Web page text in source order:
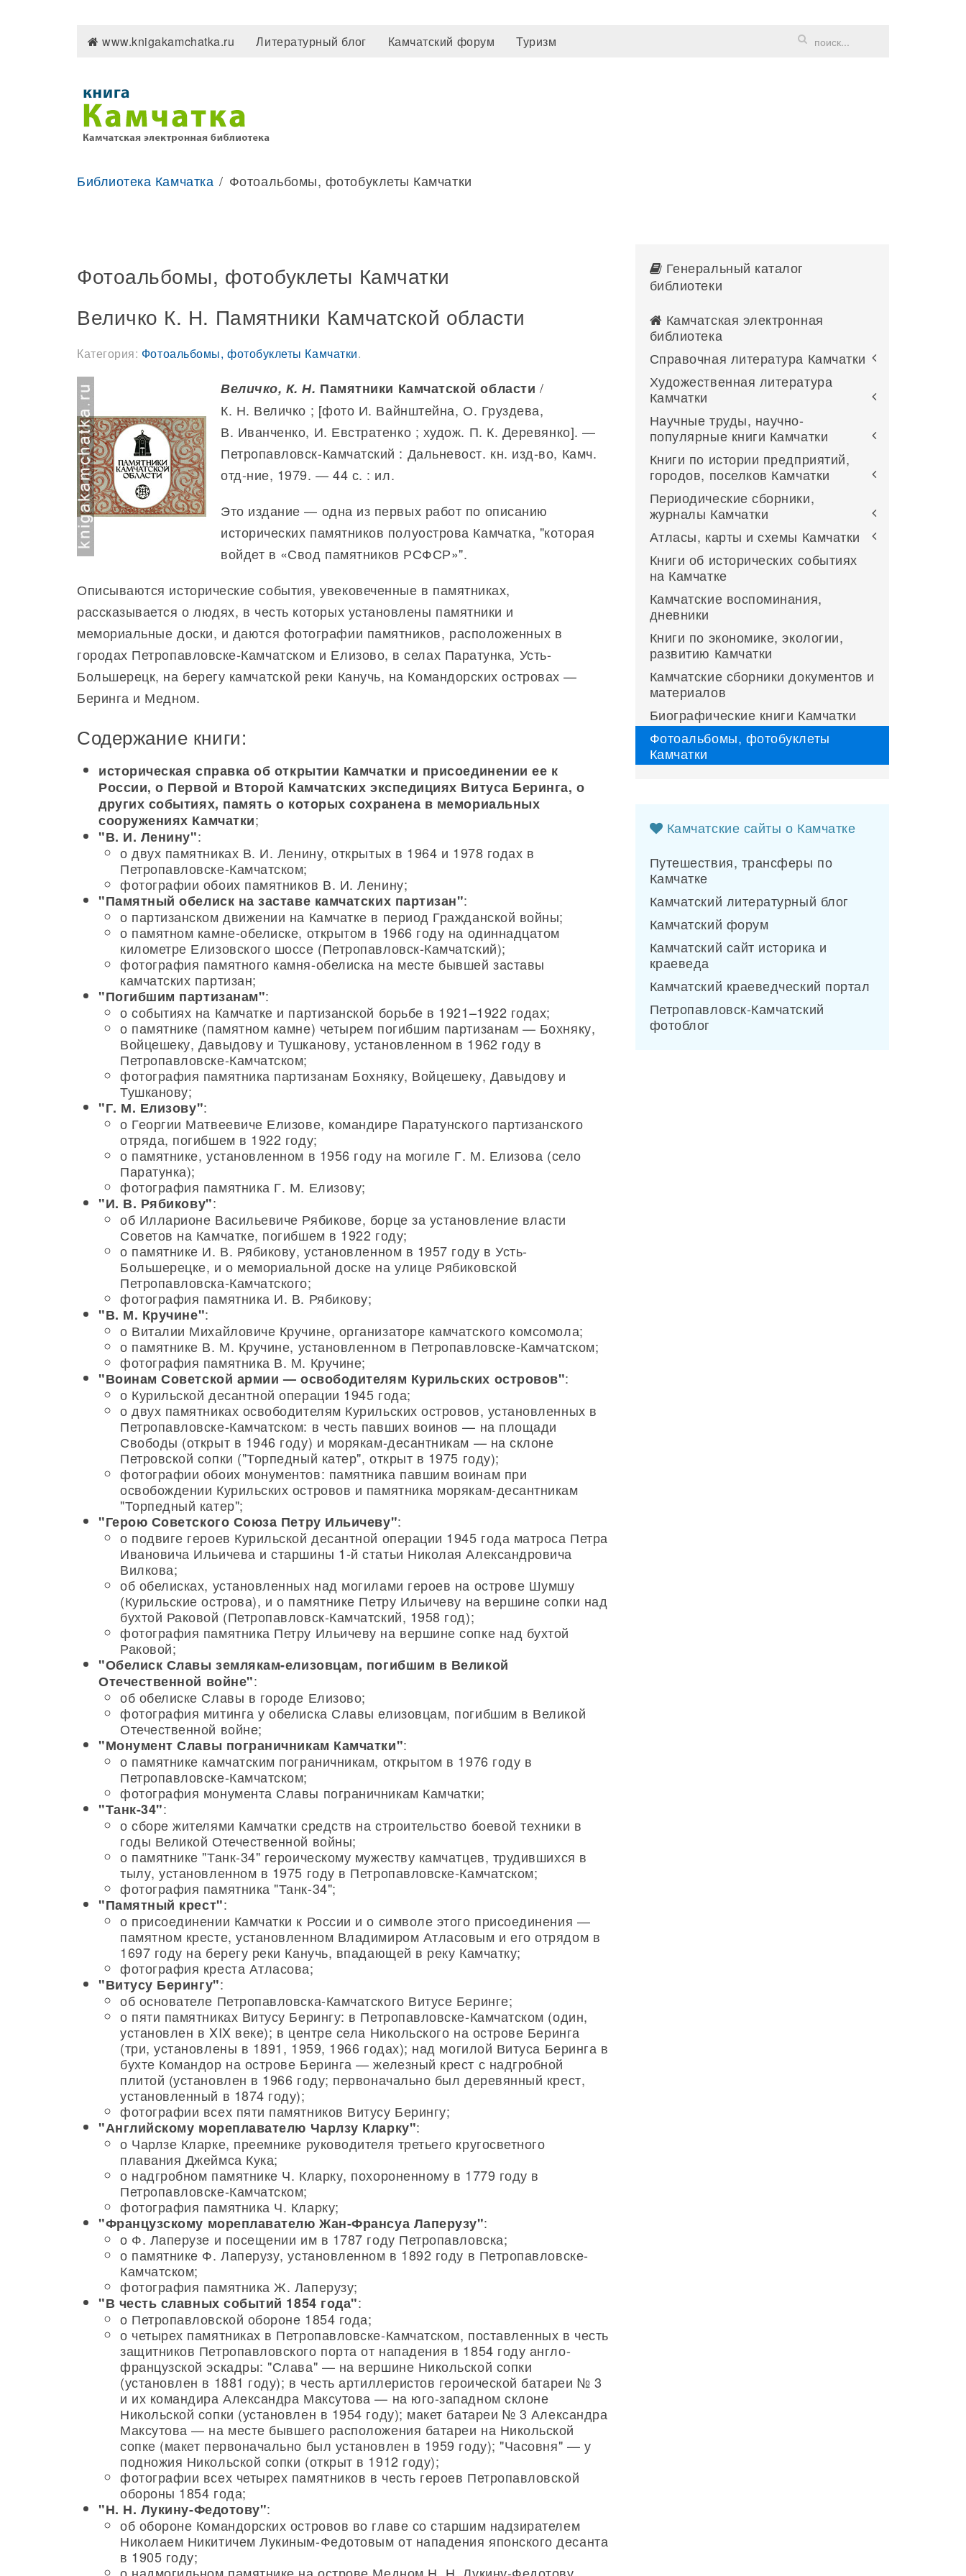
www.knigakamchatka.ru Литературный блог Камчатский форум Туризм
Библиотека Камчатка Фотоальбомы, фотобуклеты Камчатки
Фотоальбомы, фотобуклеты Камчатки
Величко К. Н. Памятники Камчатской области
Категория: Фотоальбомы, фотобуклеты Камчатки.
Величко, К. Н. Памятники Камчатской области /
К. Н. Величко ; [фото И. Вайнштейна, О. Груздева,
В. Иванченко, И. Евстратенко ; худож. П. К. Деревянко]. —
Петропавловск-Камчатский : Дальневост. кн. изд-во, Камч.
отд-ние, 1979. — 44 с. : ил.
Это издание — одна из первых работ по описанию
исторических памятников полуострова Камчатка, "которая
войдет в «Свод памятников РСФСР»".
Описываются исторические события, увековеченные в памятниках,
рассказывается о людях, в честь которых установлены памятники и
мемориальные доски, и даются фотографии памятников, расположенных в
городах Петропавловске-Камчатском и Елизово, в селах Паратунка, Усть-
Большерецк, на берегу камчатской реки Канучь, на Командорских островах —
Беринга и Медном.
Содержание книги:
историческая справка об открытии Камчатки и присоединении ее к
России, о Первой и Второй Камчатских экспедициях Витуса Беринга, о
других событиях, память о которых сохранена в мемориальных
сооружениях Камчатки;
"В. И. Ленину":
о двух памятниках В. И. Ленину, открытых в 1964 и 1978 годах в
Петропавловске-Камчатском;
фотографии обоих памятников В. И. Ленину;
"Памятный обелиск на заставе камчатских партизан":
о партизанском движении на Камчатке в период Гражданской войны;
о памятном камне-обелиске, открытом в 1966 году на одиннадцатом
километре Елизовского шоссе (Петропавловск-Камчатский);
фотография памятного камня-обелиска на месте бывшей заставы
камчатских партизан;
"Погибшим партизанам":
о событиях на Камчатке и партизанской борьбе в 1921–1922 годах;
о памятнике (памятном камне) четырем погибшим партизанам — Бохняку,
Войцешеку, Давыдову и Тушканову, установленном в 1962 году в
Петропавловске-Камчатском;
фотография памятника партизанам Бохняку, Войцешеку, Давыдову и
Тушканову;
"Г. М. Елизову":
о Георгии Матвеевиче Елизове, командире Паратунского партизанского
отряда, погибшем в 1922 году;
о памятнике, установленном в 1956 году на могиле Г. М. Елизова (село
Паратунка);
фотография памятника Г. М. Елизову;
"И. В. Рябикову":
об Илларионе Васильевиче Рябикове, борце за установление власти
Советов на Камчатке, погибшем в 1922 году;
о памятнике И. В. Рябикову, установленном в 1957 году в Усть-
Большерецке, и о мемориальной доске на улице Рябиковской
Петропавловска-Камчатского;
фотография памятника И. В. Рябикову;
"В. М. Кручине":
о Виталии Михайловиче Кручине, организаторе камчатского комсомола;
о памятнике В. М. Кручине, установленном в Петропавловске-Камчатском;
фотография памятника В. М. Кручине;
"Воинам Советской армии — освободителям Курильских островов":
о Курильской десантной операции 1945 года;
о двух памятниках освободителям Курильских островов, установленных в
Петропавловске-Камчатском: в честь павших воинов — на площади
Свободы (открыт в 1946 году) и морякам-десантникам — на склоне
Петровской сопки ("Торпедный катер", открыт в 1975 году);
фотографии обоих монументов: памятника павшим воинам при
освобождении Курильских островов и памятника морякам-десантникам
"Торпедный катер";
"Герою Советского Союза Петру Ильичеву":
о подвиге героев Курильской десантной операции 1945 года матроса Петра
Ивановича Ильичева и старшины 1-й статьи Николая Александровича
Вилкова;
об обелисках, установленных над могилами героев на острове Шумшу
(Курильские острова), и о памятнике Петру Ильичеву на вершине сопки над
бухтой Раковой (Петропавловск-Камчатский, 1958 год);
фотография памятника Петру Ильичеву на вершине сопке над бухтой
Раковой;
"Обелиск Славы землякам-елизовцам, погибшим в Великой
Отечественной войне":
об обелиске Славы в городе Елизово;
фотография митинга у обелиска Славы елизовцам, погибшим в Великой
Отечественной войне;
"Монумент Славы пограничникам Камчатки":
о памятнике камчатским пограничникам, открытом в 1976 году в
Петропавловске-Камчатском;
фотография монумента Славы пограничникам Камчатки;
"Танк-34":
о сборе жителями Камчатки средств на строительство боевой техники в
годы Великой Отечественной войны;
о памятнике "Танк-34" героическому мужеству камчатцев, трудившихся в
тылу, установленном в 1975 году в Петропавловске-Камчатском;
фотография памятника "Танк-34";
"Памятный крест":
о присоединении Камчатки к России и о символе этого присоединения —
памятном кресте, установленном Владимиром Атласовым и его отрядом в
1697 году на берегу реки Канучь, впадающей в реку Камчатку;
фотография креста Атласова;
"Витусу Берингу":
об основателе Петропавловска-Камчатского Витусе Беринге;
о пяти памятниках Витусу Берингу: в Петропавловске-Камчатском (один,
установлен в XIX веке); в центре села Никольского на острове Беринга
(три, установлены в 1891, 1959, 1966 годах); над могилой Витуса Беринга в
бухте Командор на острове Беринга — железный крест с надгробной
плитой (установлен в 1966 году; первоначально был деревянный крест,
установленный в 1874 году);
фотографии всех пяти памятников Витусу Берингу;
"Английскому мореплавателю Чарлзу Кларку":
о Чарлзе Кларке, преемнике руководителя третьего кругосветного
плавания Джеймса Кука;
о надгробном памятнике Ч. Кларку, похороненному в 1779 году в
Петропавловске-Камчатском;
фотография памятника Ч. Кларку;
"Французскому мореплавателю Жан-Франсуа Лаперузу":
о Ф. Лаперузе и посещении им в 1787 году Петропавловска;
о памятнике Ф. Лаперузу, установленном в 1892 году в Петропавловске-
Камчатском;
фотография памятника Ж. Лаперузу;
"В честь славных событий 1854 года":
о Петропавловской обороне 1854 года;
о четырех памятниках в Петропавловске-Камчатском, поставленных в честь
защитников Петропавловского порта от нападения в 1854 году англо-
французской эскадры: "Слава" — на вершине Никольской сопки
(установлен в 1881 году); в честь артиллеристов героической батареи № 3
и их командира Александра Максутова — на юго-западном склоне
Никольской сопки (установлен в 1954 году); макет батареи № 3 Александра
Максутова — на месте бывшего расположения батареи на Никольской
сопке (макет первоначально был установлен в 1959 году); "Часовня" — у
подножия Никольской сопки (открыт в 1912 году);
фотографии всех четырех памятников в честь героев Петропавловской
обороны 1854 года;
"Н. Н. Лукину-Федотову":
об обороне Командорских островов во главе со старшим надзирателем
Николаем Никитичем Лукиным-Федотовым от нападения японского десанта
в 1905 году;
Генеральный каталог
библиотеки
Камчатская электронная
библиотека
Справочная литература Камчатки
Художественная литература
Камчатки
Научные труды, научно-
популярные книги Камчатки
Книги по истории предприятий,
городов, поселков Камчатки
Периодические сборники,
журналы Камчатки
Атласы, карты и схемы Камчатки
Книги об исторических событиях
на Камчатке
Камчатские воспоминания,
дневники
Книги по экономике, экологии,
развитию Камчатки
Камчатские сборники документов и
материалов
Биографические книги Камчатки
Фотоальбомы, фотобуклеты
Камчатки
Камчатские сайты о Камчатке
Путешествия, трансферы по
Камчатке
Камчатский литературный блог
Камчатский форум
Камчатский сайт историка и
краеведа
Камчатский краеведческий портал
Петропавловск-Камчатский
фотоблог